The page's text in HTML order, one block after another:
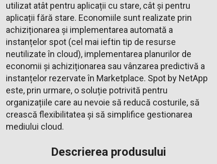
utilizat atât pentru aplicații cu stare, cât și pentru
aplicații fără stare. Economiile sunt realizate prin
achiziționarea și implementarea automată a
instanțelor spot (cel mai ieftin tip de resurse
neutilizate în cloud), implementarea planurilor de
economii și achiziționarea sau vânzarea predictivă a
instanțelor rezervate în Marketplace. Spot by NetApp
este, prin urmare, o soluție potrivită pentru
organizațiile care au nevoie să reducă costurile, să
crească flexibilitatea și să simplifice gestionarea
mediului cloud.
Descrierea produsului